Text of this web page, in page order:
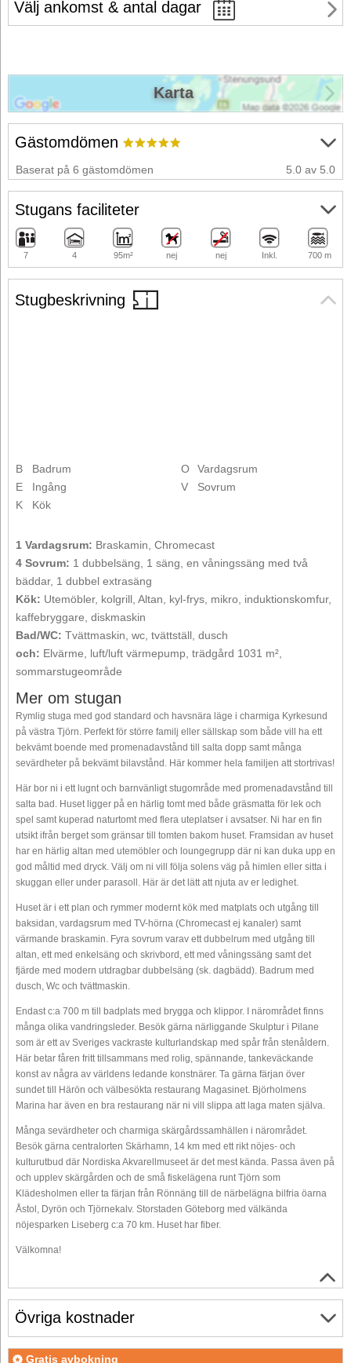
Välj ankomst & antal dagar
Stugbeskrivning
B
Badrum
E
Ingång
K
Kök
O
Vardagsrum
V
Sovrum
1 Vardagsrum: Braskamin, Chromecast
4 Sovrum: 1 dubbelsäng, 1 säng, en våningssäng med två
bäddar, 1 dubbel extrasäng
Kök: Utemöbler, kolgrill, Altan, kyl-frys, mikro, induktionskomfur,
kaffebryggare, diskmaskin
Bad/WC: Tvättmaskin, wc, tvättställ, dusch
och: Elvärme, luft/luft värmepump, trädgård 1031 m²,
sommarstugeområde
Mer om stugan
Rymlig stuga med god standard och havsnära läge i charmiga Kyrkesund
på västra Tjörn. Perfekt för större familj eller sällskap som både vill ha ett
bekvämt boende med promenadavstånd till salta dopp samt många
sevärdheter på bekvämt bilavstånd. Här kommer hela familjen att stortrivas!
Här bor ni i ett lugnt och barnvänligt stugområde med promenadavstånd till
salta bad. Huset ligger på en härlig tomt med både gräsmatta för lek och
spel samt kuperad naturtomt med flera uteplatser i avsatser. Ni har en fin
utsikt ifrån berget som gränsar till tomten bakom huset. Framsidan av huset
har en härlig altan med utemöbler och loungegrupp där ni kan duka upp en
god måltid med dryck. Välj om ni vill följa solens väg på himlen eller sitta i
skuggan eller under parasoll. Här är det lätt att njuta av er ledighet.
Huset är i ett plan och rymmer modernt kök med matplats och utgång till
baksidan, vardagsrum med TV-hörna (Chromecast ej kanaler) samt
värmande braskamin. Fyra sovrum varav ett dubbelrum med utgång till
altan, ett med enkelsäng och skrivbord, ett med våningssäng samt det
fjärde med modern utdragbar dubbelsäng (sk. dagbädd). Badrum med
dusch, Wc och tvättmaskin.
Endast c:a 700 m till badplats med brygga och klippor. I närområdet finns
många olika vandringsleder. Besök gärna närliggande Skulptur i Pilane
som är ett av Sveriges vackraste kulturlandskap med spår från stenåldern.
Här betar fåren fritt tillsammans med rolig, spännande, tankeväckande
konst av några av världens ledande konstnärer. Ta gärna färjan över
sundet till Härön och välbesökta restaurang Magasinet. Björholmens
Marina har även en bra restaurang när ni vill slippa att laga maten själva.
Många sevärdheter och charmiga skärgårdssamhällen i närområdet.
Besök gärna centralorten Skärhamn, 14 km med ett rikt nöjes- och
kulturutbud där Nordiska Akvarellmuseet är det mest kända. Passa även på
och upplev skärgården och de små fiskelägena runt Tjörn som
Klädesholmen eller ta färjan från Rönnäng till de närbelägna bilfria öarna
Åstol, Dyrön och Tjörnekalv. Storstaden Göteborg med välkända
nöjesparken Liseberg c:a 70 km. Huset har fiber.
Välkomna!
Gästomdömen
Baserat på 6 gästomdömen 5.0 av 5.0
Stugans faciliteter
7 4 95m² nej nej Inkl. 700 m
Övriga kostnader
Gratis avbokning
Karta